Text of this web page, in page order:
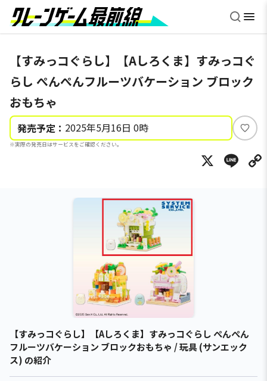
【すみっコぐらし】【Aしろくま】すみっコぐ
らし ぺんぺんフルーツバケーション ブロック
おもちゃ
発売予定： 2025年5月16日 0時
※実際の発売日はサービスをご確認ください。
い
ね
X
【すみっコぐらし】【Aしろくま】すみっコぐらし ぺんぺん
フルーツバケーション ブロックおもちゃ / 玩具 (サンエック
ス) の紹介